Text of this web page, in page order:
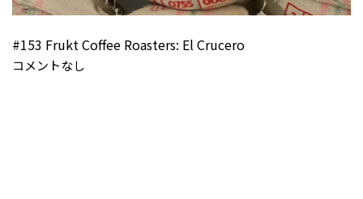
#153 Frukt Coffee Roasters: El Crucero
コメントなし